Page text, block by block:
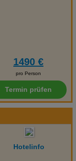
1490 €
pro Person
Termin prüfen
Hotelinfo